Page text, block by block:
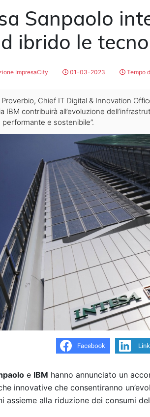
Sanpaolo
ibrido le
ImpresaCity 01-03-2023 Tempo
Chief IT Digital & Innovation
IBM contribuirà all’evoluzione
performante e sostenibile”.
e IBM hanno annunciato un
innovative che consentiranno
assieme alla riduzione dei consumi